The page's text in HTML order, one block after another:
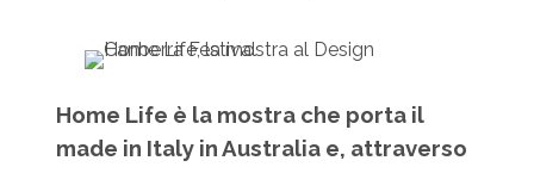
Home Life è la mostra che porta il
made in Italy in Australia e, attraverso